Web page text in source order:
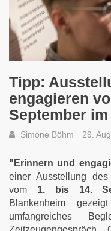
Tipp:
engagieren
September
Simone Böhm 29.
"Erinnern und
einer Ausstellung
vom 1. bis 14.
Blankenheim
umfangreiches